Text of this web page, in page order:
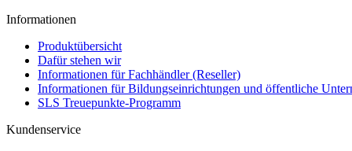
Informationen
Produktübersicht
Dafür stehen wir
Informationen für Fachhändler (Reseller)
Informationen für Bildungseinrichtungen und öffentliche
SLS Treuepunkte-Programm
Kundenservice